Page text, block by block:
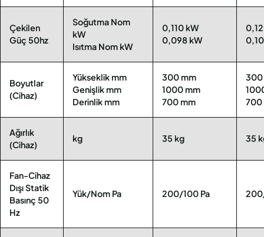
Çekilen
Güç 50hz
Soğutma Nom
kW
Isıtma Nom kW
0,110 kW
0,098 kW
Boyutlar
(Cihaz)
Yükseklik mm
Genişlik mm
Derinlik mm
300 mm
1000 mm
700 mm
300
700
Ağırlık
(Cihaz)
kg 35 kg 35
Fan-Cihaz
Dışı Statik
Basınç 50
Hz
Yük/Nom Pa 200/100 Pa